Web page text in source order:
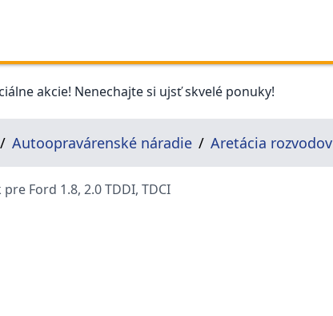
akcie! Nenechajte si ujsť skvelé ponuky!
Autoopravárenské náradie Aretácia rozvodov